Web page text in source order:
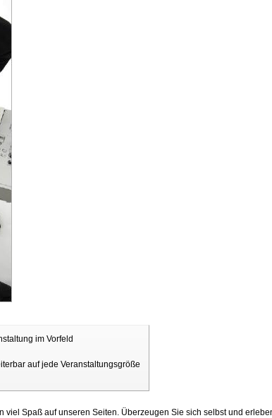
im Vorfeld
auf jede Veranstaltungsgröße
viel Spaß auf unseren Seiten. Überzeugen Sie sich selbst und